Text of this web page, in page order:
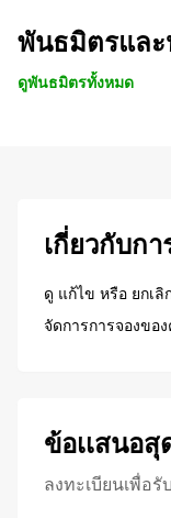
พันธมิตรและ
ดูพันธมิตรทั้งหมด
เกี่ยวกับก
ดู แก้ไข หรือ ยกเลิ
จัดการการจองขอ
ข้อเเสนอสุ
ลงทะเบียนเพื่อ